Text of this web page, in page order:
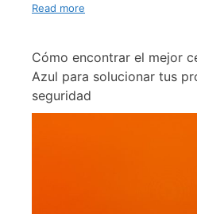
Read more
Cómo encontrar el mejor
Azul para solucionar tus
seguridad